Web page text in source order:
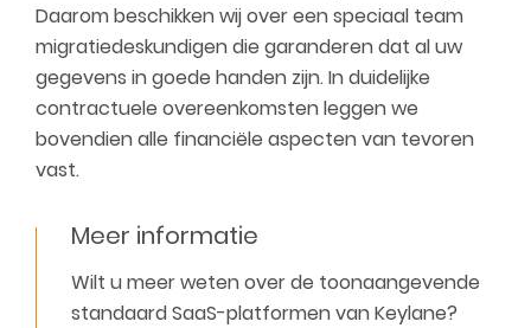
Daarom beschikken wij over een speciaal team
migratiedeskundigen die garanderen dat al uw
gegevens in goede handen zijn. In duidelijke
contractuele overeenkomsten leggen we
bovendien alle financiële aspecten van tevoren
vast.
Meer informatie
Wilt u meer weten over de toonaangevende
standaard SaaS-platformen van Keylane?